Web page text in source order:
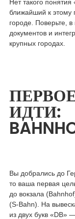
Нет такого
ближайший к этому
городе. Поверьте,
документов и
крупных городах.
ИДТИ:
Вы добрались до
то ваша первая
до вокзала
(S-Bahn). На
из двух букв «DB»